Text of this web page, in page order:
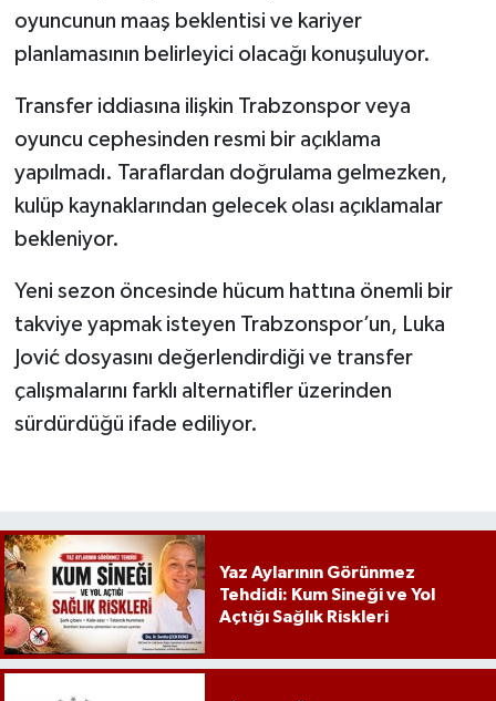
oyuncunun maaş beklentisi ve kariyer
planlamasının belirleyici olacağı konuşuluyor.
Transfer iddiasına ilişkin Trabzonspor veya
oyuncu cephesinden resmi bir açıklama
yapılmadı. Taraflardan doğrulama gelmezken,
kulüp kaynaklarından gelecek olası açıklamalar
bekleniyor.
Yeni sezon öncesinde hücum hattına önemli bir
takviye yapmak isteyen Trabzonspor’un, Luka
Jović dosyasını değerlendirdiği ve transfer
çalışmalarını farklı alternatifler üzerinden
sürdürdüğü ifade ediliyor.
Yaz Aylarının Görünmez
Tehdidi: Kum Sineği ve Yol
Açtığı Sağlık Riskleri